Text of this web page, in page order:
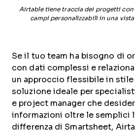
Airtable tiene traccia dei progetti
campi personalizzabili in una
Se il tuo team ha bisogno di
con dati complessi e
un approccio flessibile in stile
soluzione ideale per
e project manager che
informazioni oltre le semplici
differenza di Smartsheet,